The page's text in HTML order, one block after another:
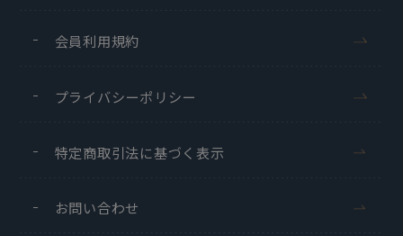
会員利用規約
プライバシーポリシー
特定商取引法に基づく表示
お問い合わせ